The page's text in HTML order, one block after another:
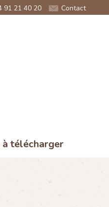
91 21 40 20 Contact
télécharger